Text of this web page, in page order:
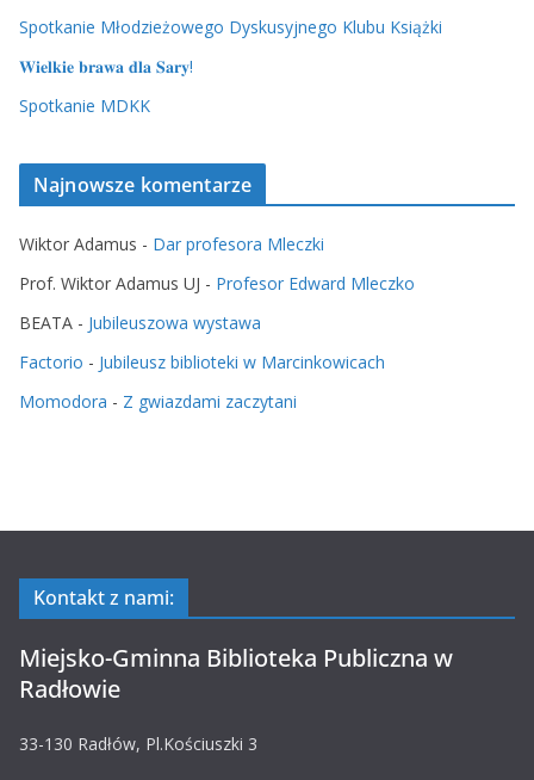
Spotkanie Młodzieżowego Dyskusyjnego Klubu Książki
𝐖𝐢𝐞𝐥𝐤𝐢𝐞 𝐛𝐫𝐚𝐰𝐚 𝐝𝐥𝐚 𝐒𝐚𝐫𝐲!
Spotkanie MDKK
Najnowsze komentarze
Wiktor Adamus - Dar profesora Mleczki
Prof. Wiktor Adamus UJ - Profesor Edward Mleczko
BEATA - Jubileuszowa wystawa
Factorio - Jubileusz biblioteki w Marcinkowicach
Momodora - Z gwiazdami zaczytani
Kontakt z nami:
Miejsko-Gminna Biblioteka Publiczna w
Radłowie
33-130 Radłów, Pl.Kościuszki 3